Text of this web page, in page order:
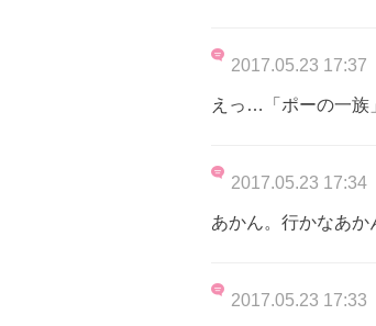
2017.05.23 17:37
えっ…「ポーの一
2017.05.23 17:34
あかん。行かなあか
2017.05.23 17:33